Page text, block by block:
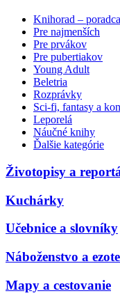
Knihorad –
Pre najmenších
Pre prvákov
Pre pubertiakov
Young Adult
Beletria
Rozprávky
Sci-fi, fantasy a
Leporelá
Náučné knihy
Ďalšie kategórie
Životopisy a
Kuchárky
Učebnice a slovníky
Náboženstvo a
Mapy a cestovanie